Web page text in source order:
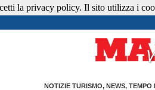
NOTIZIE TURISMO, NEWS,
la privacy policy. Il sito utilizza i